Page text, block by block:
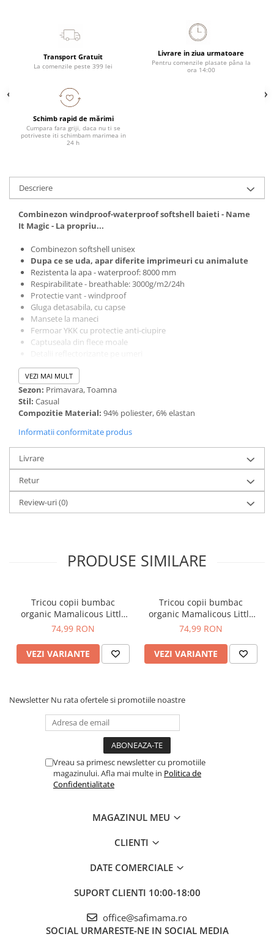
Transport Gratuit
La comenzile peste 399 lei
Livrare in ziua urmatoare
Pentru comenzile plasate pâna la
ora 14:00
Schimb rapid de mărimi
Cumpara fara griji, daca nu ti se
potriveste iti schimbam marimea in
24 h
Descriere
Combinezon windproof-waterproof softshell baieti - Name
It Magic - La propriu...
Combinezon softshell unisex
Dupa ce se uda, apar diferite imprimeuri cu animalute
Rezistenta la apa - waterproof: 8000 mm
Respirabilitate - breathable: 3000g/m2/24h
Protectie vant - windproof
Gluga detasabila, cu capse
Mansete la maneci
Fermoar YKK cu protectie anti-ciupire
Captuseala din flece moale
Extra protectie in zona sezutului si genunchilor
Bandă reglabila/detasabila la talpa piciorului
Culoare galbena
Protectie hidrofoba ECO - nu s-au folosit substante pe baza de
fluor
Combinezonul Magic, o alegere inteleapta. Are un flece pe
interior ca tine de cald iar materialul la exterior ofera maxima
protectie la ploaie si vant. Murdaria se indeparteaza usor iar
detaliie reflectorizante si culoarea gallbena te vor ajuta sa iti
localizezi puiul instant...
VEZI MAI MULT
Sezon: Primavara, Toamna
Stil: Casual
Compozitie Material: 94% poliester, 6% elastan
Informatii conformitate produs
Livrare
Retur
Review-uri(0)
PRODUSE SIMILARE
Tricou copii bumbac
organic Mamalicous Little
Anora
74,99 RON
VEZI VARIANTE
Tricou copii bumbac
organic Mamalicous Little
Lucca
74,99 RON
VEZI VARIANTE
Newsletter Nu rata ofertele si promotiile noastre
Vreau sa primesc newsletter cu promotiile
magazinului. Afla mai multe in Politica de
Confidentialitate
MAGAZINUL MEU
CLIENTI
DATE COMERCIALE
SUPORT CLIENTI 10:00-18:00
office@safimama.ro
SOCIAL URMARESTE-NE IN SOCIAL MEDIA